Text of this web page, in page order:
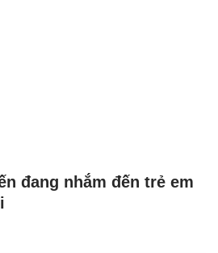
đang nhắm đến trẻ em